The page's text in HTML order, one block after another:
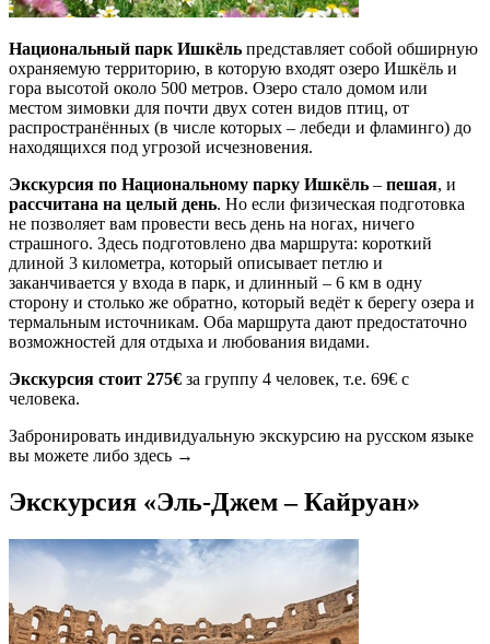
Национальный парк Ишкёль представляет собой обширную
охраняемую территорию, в которую входят озеро Ишкёль и
гора высотой около 500 метров. Озеро стало домом или
местом зимовки для почти двух сотен видов птиц, от
распространённых (в числе которых – лебеди и фламинго) до
находящихся под угрозой исчезновения.
Экскурсия по Национальному парку Ишкёль – пешая, и
рассчитана на целый день. Но если физическая подготовка
не позволяет вам провести весь день на ногах, ничего
страшного. Здесь подготовлено два маршрута: короткий
длиной 3 километра, который описывает петлю и
заканчивается у входа в парк, и длинный – 6 км в одну
сторону и столько же обратно, который ведёт к берегу озера и
термальным источникам. Оба маршрута дают предостаточно
возможностей для отдыха и любования видами.
Экскурсия стоит 275€ за группу 4 человек, т.е. 69€ с
человека.
Забронировать индивидуальную экскурсию на русском языке
вы можете либо здесь →
Экскурсия «Эль-Джем – Кайруан»